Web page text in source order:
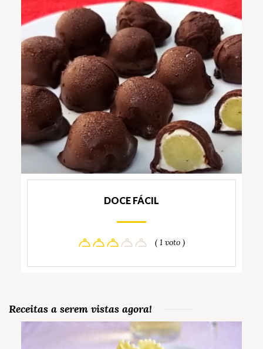
DOCE FÁCIL
( 1 voto )
Receitas a serem vistas agora!